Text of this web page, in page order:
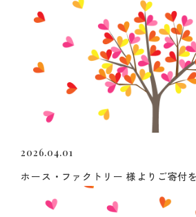
2026.04.01
ホース・ファクトリー 様よりご寄付